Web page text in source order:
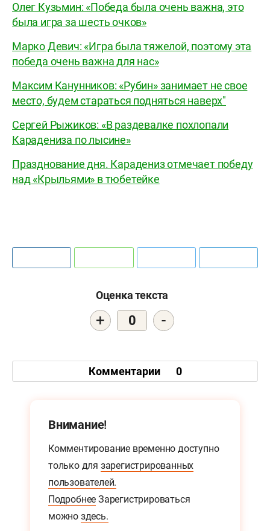
Олег Кузьмин: «Победа была очень важна, это
была игра за шесть очков»
Марко Девич: «Игра была тяжелой, поэтому эта
победа очень важна для нас»
Максим Канунников: «Рубин» занимает не свое
место, будем стараться подняться наверх"
Сергей Рыжиков: «В раздевалке похлопали
Карадениза по лысине»
Празднование дня. Карадениз отмечает победу
над «Крыльями» в тюбетейке
Оценка текста
+ 0 -
Комментарии 0
Внимание!
Комментирование временно доступно
только для зарегистрированных
пользователей.
Подробнее Зарегистрироваться
можно здесь.